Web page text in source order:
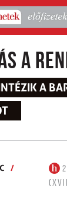
a
A
/